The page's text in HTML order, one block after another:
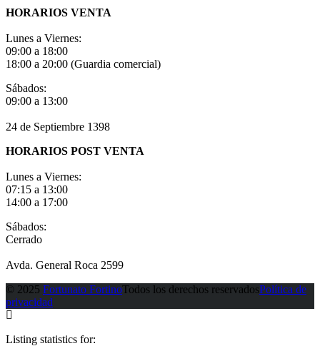
HORARIOS VENTA
Lunes a Viernes:
09:00 a 18:00
18:00 a 20:00 (Guardia comercial)
Sábados:
09:00 a 13:00
24 de Septiembre 1398
HORARIOS POST VENTA
Lunes a Viernes:
07:15 a 13:00
14:00 a 17:00
Sábados:
Cerrado
Avda. General Roca 2599
© 2025 Fortunato FortinoTodos los derechos reservadosPolítica de
privacidad
Listing statistics for: